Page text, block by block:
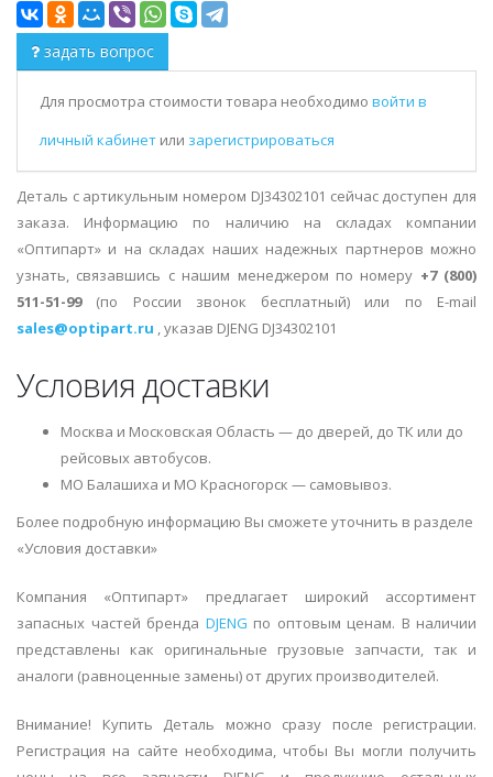
задать вопрос
Для просмотра стоимости товара необходимо войти в
личный кабинет или зарегистрироваться
Деталь с артикульным номером DJ34302101 сейчас доступен для
заказа. Информацию по наличию на складах компании
«Оптипарт» и на складах наших надежных партнеров можно
узнать, связавшись с нашим менеджером по номеру +7 (800)
511-51-99(по России звонок бесплатный) или по E-mail
sales@optipart.ru , указав DJENG DJ34302101
Условия доставки
Москва и Московская Область — до дверей, до ТК или до
рейсовых автобусов.
МО Балашиха и МО Красногорск — самовывоз.
Более подробную информацию Вы сможете уточнить в разделе
«Условия доставки»
Компания «Оптипарт» предлагает широкий ассортимент
запасных частей бренда DJENG по оптовым ценам. В наличии
представлены как оригинальные грузовые запчасти, так и
аналоги (равноценные замены) от других производителей.
Внимание! Купить Деталь можно сразу после регистрации.
Регистрация на сайте необходима, чтобы Вы могли получить